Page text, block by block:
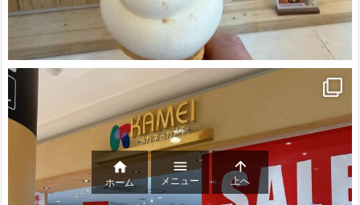

ホーム

メニュー

上へ